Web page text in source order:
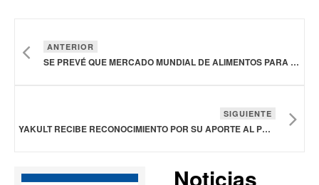
ANTERIOR
SE PREVÉ QUE MERCADO MUNDIAL DE ALIMENTOS PARA BEBÉS ALCANCE LOS 213,210 MDD PARA 2035
SIGUIENTE
YAKULT RECIBE RECONOCIMIENTO POR SU APORTE AL PROGRAMA SESC MESA BRASIL
Noticias